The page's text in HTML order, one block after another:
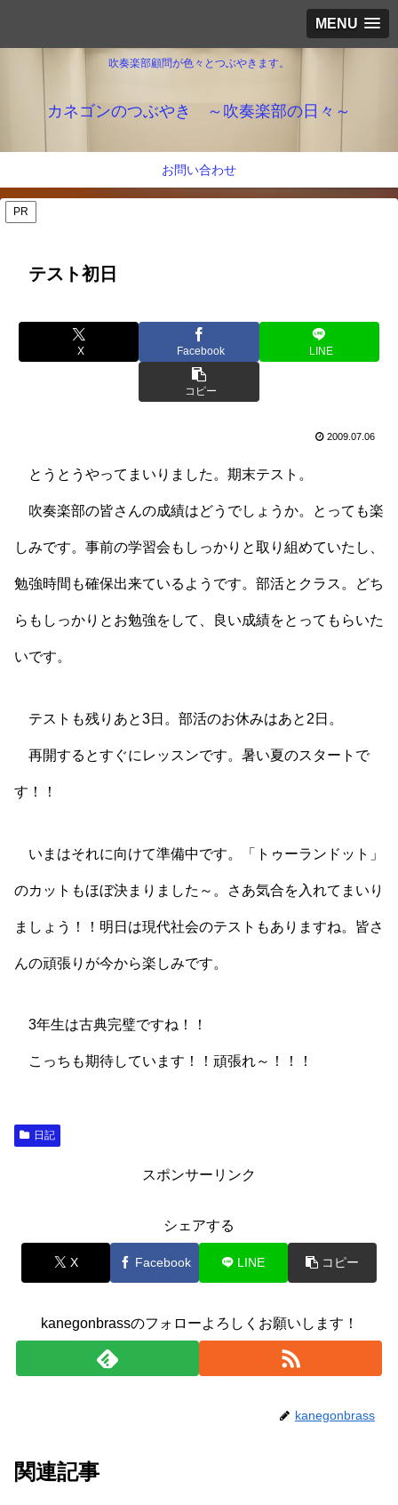
MENU
吹奏楽部顧問が色々とつぶやきます。
カネゴンのつぶやき ～吹奏楽部の日々～
お問い合わせ
PR
テスト初日
X Facebook LINE
コピー
2009.07.06
とうとうやってまいりました。期末テスト。
吹奏楽部の皆さんの成績はどうでしょうか。とっても楽
しみです。事前の学習会もしっかりと取り組めていたし、
勉強時間も確保出来ているようです。部活とクラス。どち
らもしっかりとお勉強をして、良い成績をとってもらいた
いです。
テストも残りあと3日。部活のお休みはあと2日。
再開するとすぐにレッスンです。暑い夏のスタートで
す！！
いまはそれに向けて準備中です。「トゥーランドット」
のカットもほぼ決まりました～。さあ気合を入れてまいり
ましょう！！明日は現代社会のテストもありますね。皆さ
んの頑張りが今から楽しみです。
3年生は古典完璧ですね！！
こっちも期待しています！！頑張れ～！！！
日記
スポンサーリンク
シェアする
X Facebook LINE コピー
kanegonbrassのフォローよろしくお願いします！
kanegonbrass
関連記事